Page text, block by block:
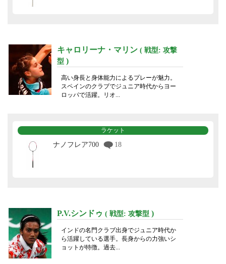
キャロリーナ・マリン ( 戦型: 攻撃
型 )
高い身長と身体能力によるプレーが魅力。
スペインのクラブでジュニア時代からヨー
ロッパで活躍。リオ...
ラケット
ナノフレア700 18
P.V.シンドゥ ( 戦型: 攻撃型 )
インドの名門クラブ出身でジュニア時代か
ら活躍している選手。長身からの力強いシ
ョットが特徴。過去...